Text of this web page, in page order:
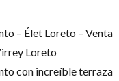
– Élet Loreto – Venta
Loreto
con increíble terraza